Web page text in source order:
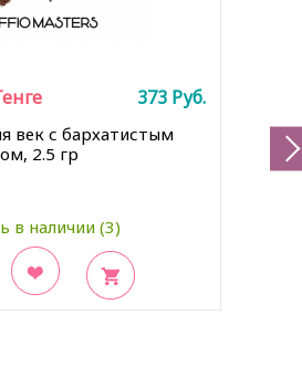
век с бархатистым
2.5 гр
в наличии (3)
373 Руб.